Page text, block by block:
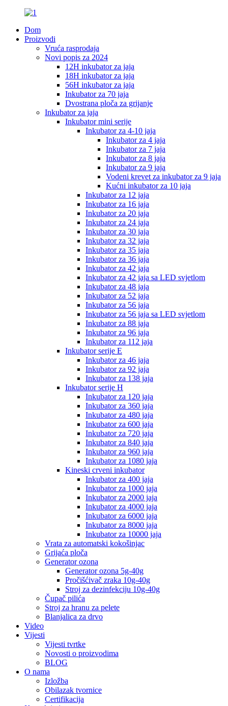
Dom
Proizvodi
Vruća rasprodaja
Novi popis za 2024
12H inkubator za jaja
18H inkubator za jaja
56H inkubator za jaja
Inkubator za 70 jaja
Dvostrana ploča za grijanje
Inkubator za jaja
Inkubator mini serije
Inkubator za 4-10 jaja
Inkubator za 4 jaja
Inkubator za 7 jaja
Inkubator za 8 jaja
Inkubator za 9 jaja
Vodeni krevet za inkubator za 9 jaja
Kućni inkubator za 10 jaja
Inkubator za 12 jaja
Inkubator za 16 jaja
Inkubator za 20 jaja
Inkubator za 24 jaja
Inkubator za 30 jaja
Inkubator za 32 jaja
Inkubator za 35 jaja
Inkubator za 36 jaja
Inkubator za 42 jaja
Inkubator za 42 jaja sa LED svjetlom
Inkubator za 48 jaja
Inkubator za 52 jaja
Inkubator za 56 jaja
Inkubator za 56 jaja sa LED svjetlom
Inkubator za 88 jaja
Inkubator za 96 jaja
Inkubator za 112 jaja
Inkubator serije E
Inkubator za 46 jaja
Inkubator za 92 jaja
Inkubator za 138 jaja
Inkubator serije H
Inkubator za 120 jaja
Inkubator za 360 jaja
Inkubator za 480 jaja
Inkubator za 600 jaja
Inkubator za 720 jaja
Inkubator za 840 jaja
Inkubator za 960 jaja
Inkubator za 1080 jaja
Kineski crveni inkubator
Inkubator za 400 jaja
Inkubator za 1000 jaja
Inkubator za 2000 jaja
Inkubator za 4000 jaja
Inkubator za 6000 jaja
Inkubator za 8000 jaja
Inkubator za 10000 jaja
Vrata za automatski kokošinjac
Grijaća ploča
Generator ozona
Generator ozona 5g-40g
Pročišćivač zraka 10g-40g
Stroj za dezinfekciju 10g-40g
Čupač pilića
Stroj za hranu za pelete
Blanjalica za drvo
Video
Vijesti
Vijesti tvrtke
Novosti o proizvodima
BLOG
O nama
Izložba
Obilazak tvornice
Certifikacija